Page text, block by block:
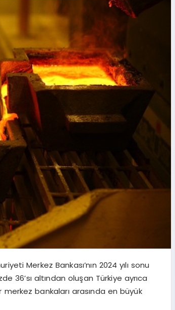
Merkez Bankası’nın 2024 yılı sonu
36’sı altından oluşan Türkiye ayrıca
bankaları arasında en büyük